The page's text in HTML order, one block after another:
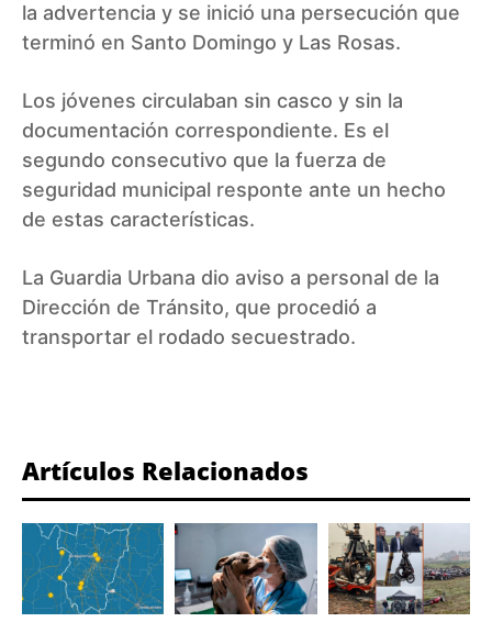
la advertencia y se inició una persecución que
terminó en Santo Domingo y Las Rosas.
Los jóvenes circulaban sin casco y sin la
documentación correspondiente. Es el
segundo consecutivo que la fuerza de
seguridad municipal responte ante un hecho
de estas características.
La Guardia Urbana dio aviso a personal de la
Dirección de Tránsito, que procedió a
transportar el rodado secuestrado.
Artículos Relacionados